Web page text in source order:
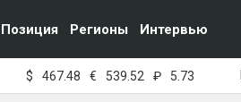
Позиция Регионы Интервью
$ 467.48 € 539.52 ₽ 5.73